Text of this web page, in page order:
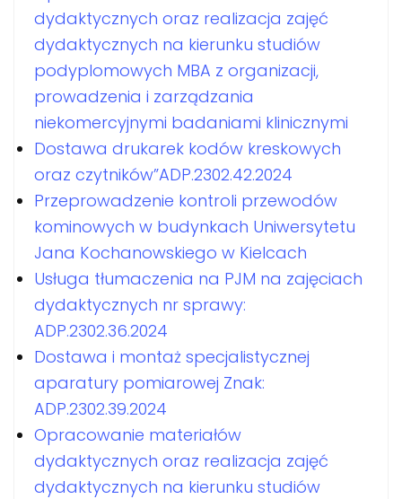
dydaktycznych oraz realizacja zajęć
dydaktycznych na kierunku studiów
podyplomowych MBA z organizacji,
prowadzenia i zarządzania
niekomercyjnymi badaniami klinicznymi
Dostawa drukarek kodów kreskowych
oraz czytników”ADP.2302.42.2024
Przeprowadzenie kontroli przewodów
kominowych w budynkach Uniwersytetu
Jana Kochanowskiego w Kielcach
Usługa tłumaczenia na PJM na zajęciach
dydaktycznych nr sprawy:
ADP.2302.36.2024
Dostawa i montaż specjalistycznej
aparatury pomiarowej Znak:
ADP.2302.39.2024
Opracowanie materiałów
dydaktycznych oraz realizacja zajęć
dydaktycznych na kierunku studiów